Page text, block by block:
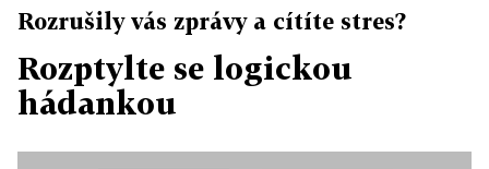
Rozrušily vás zprávy a cítíte stres?
Rozptylte se logickou
hádankou